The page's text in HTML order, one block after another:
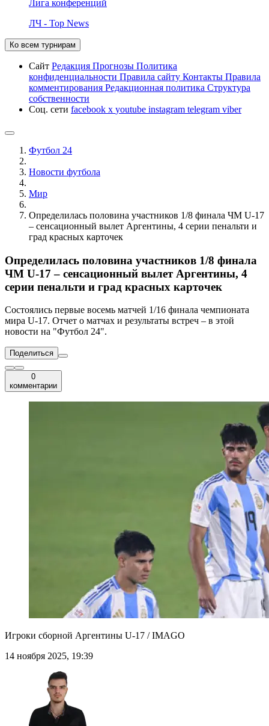
Лига конференций
ЛЧ - Top News
Ко всем турнирам
Сайт Редакция Прогнозы Политика
конфиденциальности Правила сайту Контакты Правила
комментирования Редакционная политика Структура
собственности
Соц. сети facebook x youtube instagram telegram viber
Футбол 24
Новости футбола
Мир
Определилась половина участников 1/8 финала ЧМ U-17
– сенсационный вылет Аргентины, 4 серии пенальти и
град красных карточек
Определилась половина участников 1/8 финала
ЧМ U-17 – сенсационный вылет Аргентины, 4
серии пенальти и град красных карточек
Состоялись первые восемь матчей 1/16 финала чемпионата
мира U-17. Отчет о матчах и результаты встреч – в этой
новости на "Футбол 24".
Поделиться
0
комментарии
Игроки сборной Аргентины U-17 / IMAGO
14 ноября 2025, 19:39